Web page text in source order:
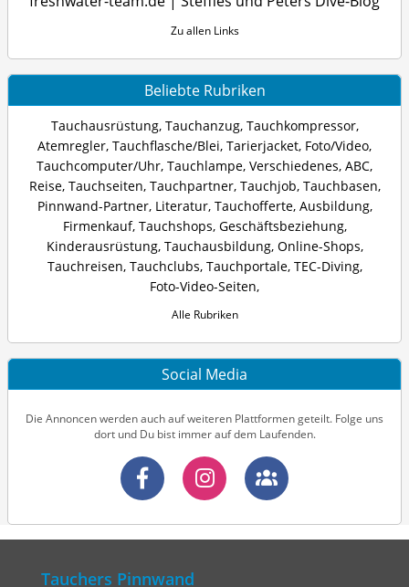
Zu allen Links
Beliebte Rubriken
Tauchausrüstung, Tauchanzug, Tauchkompressor,
Atemregler, Tauchflasche/Blei, Tarierjacket, Foto/Video,
Tauchcomputer/Uhr, Tauchlampe, Verschiedenes, ABC,
Reise, Tauchseiten, Tauchpartner, Tauchjob, Tauchbasen,
Pinnwand-Partner, Literatur, Tauchofferte, Ausbildung,
Firmenkauf, Tauchshops, Geschäftsbeziehung,
Kinderausrüstung, Tauchausbildung, Online-Shops,
Tauchreisen, Tauchclubs, Tauchportale, TEC-Diving,
Foto-Video-Seiten,
Alle Rubriken
Social Media
Die Annoncen werden auch auf weiteren Plattformen geteilt. Folge uns
dort und Du bist immer auf dem Laufenden.
Tauchers Pinnwand